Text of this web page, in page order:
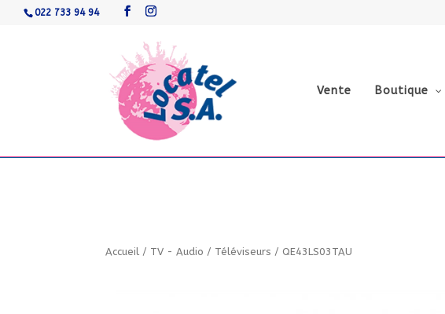
022 733 94 94
Vente Boutique
Accueil / TV - Audio / Téléviseurs / QE43LS03TAU